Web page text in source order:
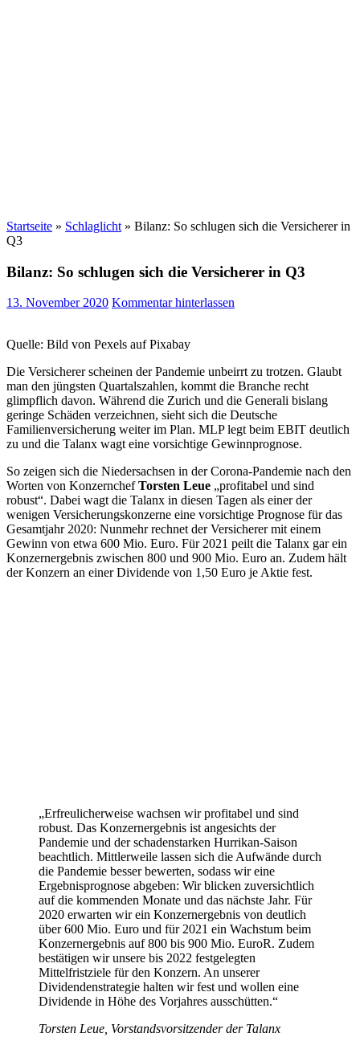
Startseite » Schlaglicht » Bilanz: So schlugen sich die Versicherer in
Q3
Bilanz: So schlugen sich die Versicherer in Q3
13. November 2020 Kommentar hinterlassen
Quelle: Bild von Pexels auf Pixabay
Die Versicherer scheinen der Pandemie unbeirrt zu trotzen. Glaubt
man den jüngsten Quartalszahlen, kommt die Branche recht
glimpflich davon. Während die Zurich und die Generali bislang
geringe Schäden verzeichnen, sieht sich die Deutsche
Familienversicherung weiter im Plan. MLP legt beim EBIT deutlich
zu und die Talanx wagt eine vorsichtige Gewinnprognose.
So zeigen sich die Niedersachsen in der Corona-Pandemie nach den
Worten von KonzernchefTorsten Leue „profitabel und sind
robust“. Dabei wagt die Talanx in diesen Tagen als einer der
wenigen Versicherungskonzerne eine vorsichtige Prognose für das
Gesamtjahr 2020: Nunmehr rechnet der Versicherer mit einem
Gewinn von etwa 600 Mio. Euro. Für 2021 peilt die Talanx gar ein
Konzernergebnis zwischen 800 und 900 Mio. Euro an. Zudem hält
der Konzern an einer Dividende von 1,50 Euro je Aktie fest.
„Erfreulicherweise wachsen wir profitabel und sind
robust. Das Konzernergebnis ist angesichts der
Pandemie und der schadenstarken Hurrikan-Saison
beachtlich. Mittlerweile lassen sich die Aufwände durch
die Pandemie besser bewerten, sodass wir eine
Ergebnisprognose abgeben: Wir blicken zuversichtlich
auf die kommenden Monate und das nächste Jahr. Für
2020 erwarten wir ein Konzernergebnis von deutlich
über 600 Mio. Euro und für 2021 ein Wachstum beim
Konzernergebnis auf 800 bis 900 Mio. EuroR. Zudem
bestätigen wir unsere bis 2022 festgelegten
Mittelfristziele für den Konzern. An unserer
Dividendenstrategie halten wir fest und wollen eine
Dividende in Höhe des Vorjahres ausschütten.“
Torsten Leue, Vorstandsvorsitzender der Talanx